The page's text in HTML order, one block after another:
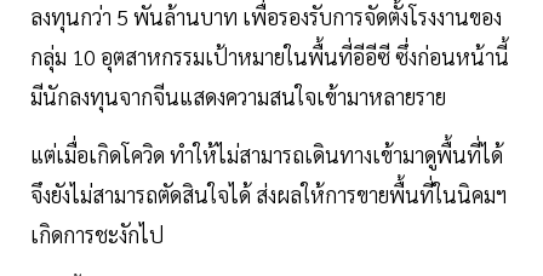
ลงทุนกว่า 5 พันล้านบาท เพื่อรองรับการจัดตั้งโรงงานของ
กลุ่ม 10 อุตสาหกรรมเป้าหมายในพื้นที่อีอีซี ซึ่งก่อนหน้านี้
มีนักลงทุนจากจีนแสดงความสนใจเข้ามาหลายราย
แต่เมื่อเกิดโควิด ทำให้ไม่สามารถเดินทางเข้ามาดูพื้นที่ได้
จึงยังไม่สามารถตัดสินใจได้ ส่งผลให้การขายพื้นที่ในนิคมฯ
เกิดการชะงักไป